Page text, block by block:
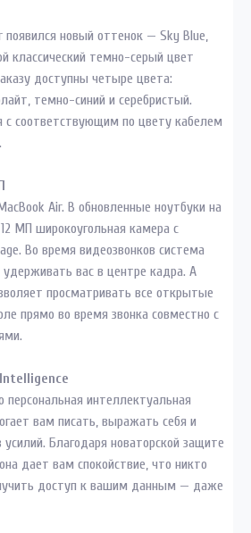
появился новый оттенок — Sky Blue,
классический темно-серый цвет
доступны четыре цвета:
темно-синий и серебристый.
с соответствующим по цвету кабелем
Air. В обновленные ноутбуки на
МП широкоугольная камера с
Во время видеозвонков система
вас в центре кадра. А
просматривать все открытые
прямо во время звонка совместно с
интеллектуальная
вам писать, выражать себя и
Благодаря новаторской защите
дает вам спокойствие, что никто
доступ к вашим данным — даже